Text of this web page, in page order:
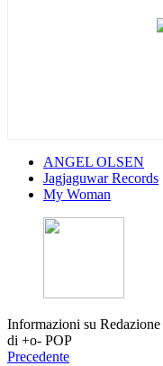
ANGEL OLSEN
Jagjaguwar Records
My Woman
Informazioni su Redazione
di +o- POP
Precedente